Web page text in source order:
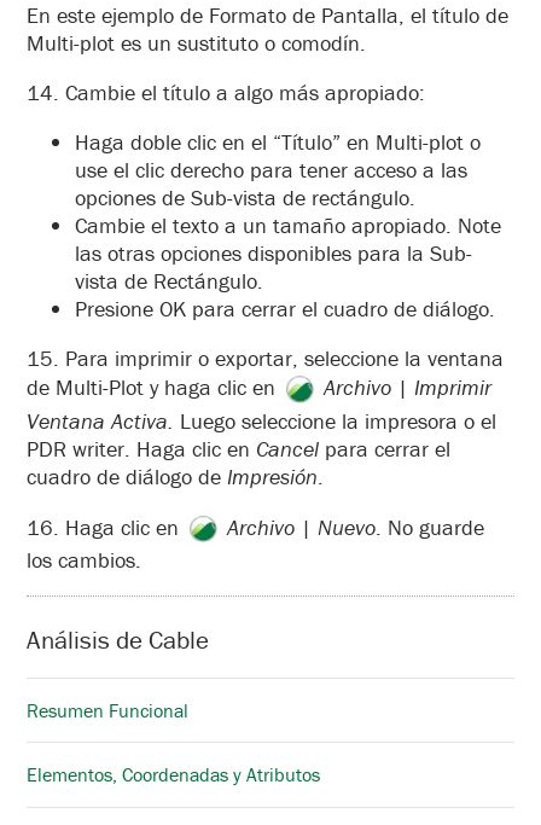
En este ejemplo de Formato de Pantalla, el título de
Multi-plot es un sustituto o comodín.
14. Cambie el título a algo más apropiado:
Haga doble clic en el “Título” en Multi-plot o
use el clic derecho para tener acceso a las
opciones de Sub-vista de rectángulo.
Cambie el texto a un tamaño apropiado. Note
las otras opciones disponibles para la Sub-
vista de Rectángulo.
Presione OK para cerrar el cuadro de diálogo.
15. Para imprimir o exportar, seleccione la ventana
de Multi-Plot y haga clic en
Archivo | Imprimir
Ventana Activa. Luego seleccione la impresora o el
PDR writer. Haga clic en Cancel para cerrar el
cuadro de diálogo de Impresión.
16. Haga clic en
Archivo | Nuevo . No guarde
los cambios.
Análisis de Cable
Resumen Funcional
Elementos, Coordenadas y Atributos